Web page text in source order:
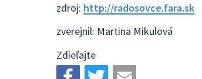
zdroj: http://radosovce.fara.sk
zverejnil: Martina Mikulová
Zdieľajte